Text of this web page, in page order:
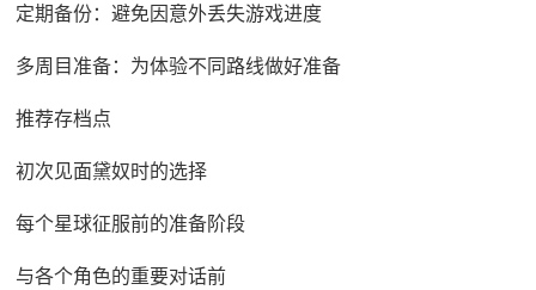
定期备份：避免因意外丢失游戏进度
多周目准备：为体验不同路线做好准备
推荐存档点
初次见面黛奴时的选择
每个星球征服前的准备阶段
与各个角色的重要对话前